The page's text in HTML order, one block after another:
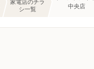
家電店のチラ
シ一覧
中央店